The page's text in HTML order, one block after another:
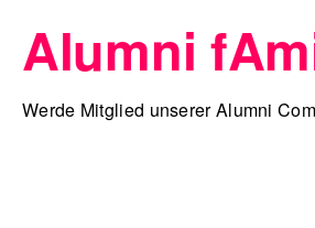
Alumni
Werde Mitglied unserer Alumni